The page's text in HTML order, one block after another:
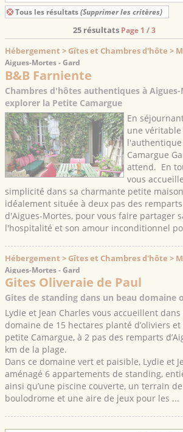
Tous les résultats (Supprimer les critères)
25 résultats Page 1 / 3
Hébergement > Gîtes et Chambres d'hôte >
Aigues-Mortes - Gard
B&B Farniente
Chambres d'hôtes authentiques à
explorer la Petite Camargue
En
une
Camargue
attend. En
vous
simplicité dans sa charmante petite
idéalement située à deux pas des
d'Aigues-Mortes, pour vous faire partager
l'hospitalité et son amour inconditionnel
Hébergement > Gîtes et Chambres d'hôte >
Aigues-Mortes - Gard
Gites Oliveraie de Paul
Gites de standing dans un beau domaine
Lydie et Jean Charles vous accueillent
domaine de 15 hectares planté d’oliviers
petite Camargue, à 2 pas des remparts
km de la plage.
Dans ce domaine vert et paisible, Lydie et
aménagé 6 appartements de standing,
ainsi qu’une piscine couverte, un terrain
boulodrome et une aire de jeux pour les ...